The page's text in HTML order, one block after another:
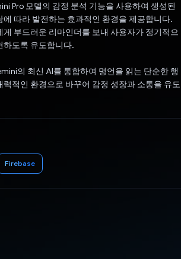
Pro 모델의 감정 분석 기능을 사용하여 생성된
에 따라 발전하는 효과적인 환경을 제공합니다.
게 부드러운 리마인더를 보내 사용자가 정기적으
하도록 유도합니다.
의 최신 AI를 통합하여 명언을 읽는 단순한 행
력적인 환경으로 바꾸어 감정 성장과 소통을 유도
Firebase